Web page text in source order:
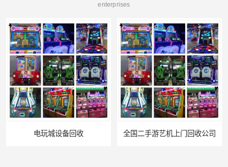
enterprises
全国二手游艺机上门回收公司 电玩城整场回收